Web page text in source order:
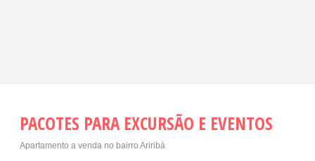
PACOTES PARA EXCURSÃO E EVENTOS
Apartamento a venda no bairro Ariribá